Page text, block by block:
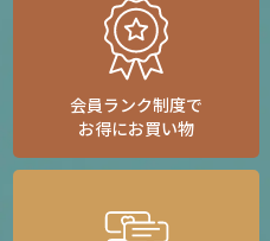
会員ランク制度で
お得にお買い物